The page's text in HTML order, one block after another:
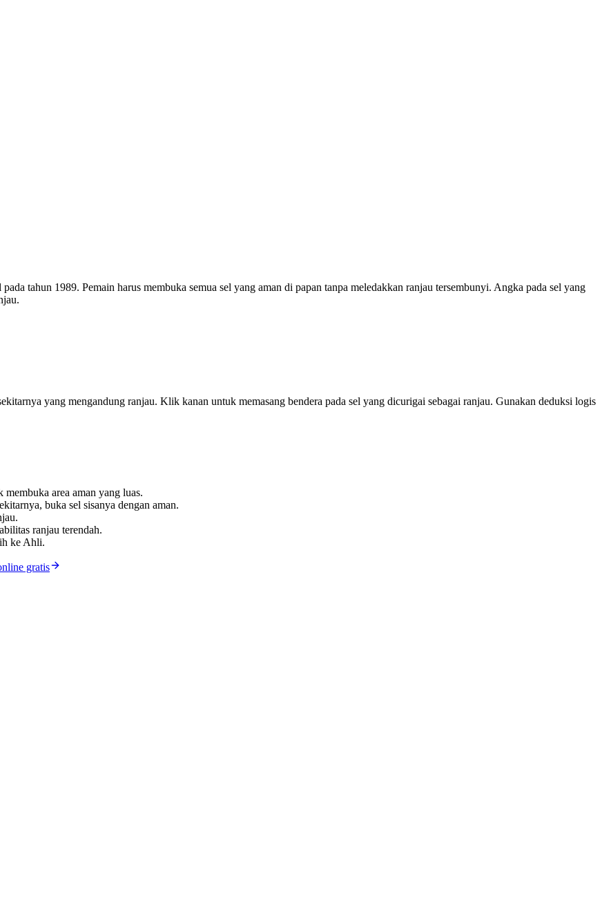
tahun 1989. Pemain harus membuka semua sel yang aman di papan tanpa meledakkan ranjau tersembunyi. Angka pada sel yang
yang mengandung ranjau. Klik kanan untuk memasang bendera pada sel yang dicurigai sebagai ranjau. Gunakan deduksi logis
area aman yang luas.
buka sel sisanya dengan aman.
ranjau terendah.
ke Ahli.
gratis